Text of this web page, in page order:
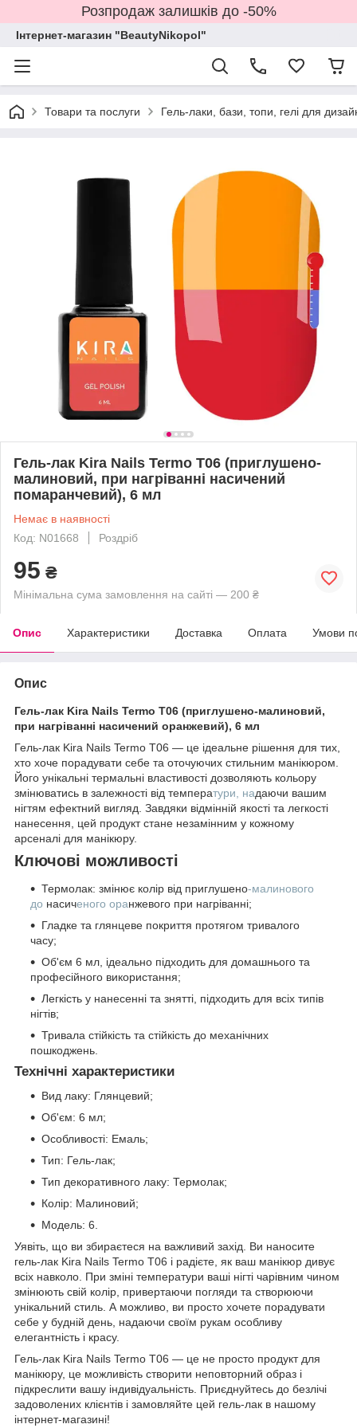
Розпродаж залишків до -50%
Інтернет-магазин "BeautyNikopol"
Товари та послуги Гель-лаки, бази, топи, гелі для
Гель-лак Kira Nails Termo T06 (приглушено-
малиновий, при нагріванні насичений
помаранчевий), 6 мл
Немає в наявності
Код: N01668
Роздріб
95 ₴
Мінімальна сума замовлення на сайті — 200 ₴
Опис Характеристики Доставка Оплата Умови
Опис
Гель-лак Kira Nails Termo T06 (приглушено-малиновий,
при нагріванні насичений оранжевий), 6 мл
Гель-лак Kira Nails Termo T06 — це ідеальне рішення для тих,
хто хоче порадувати себе та оточуючих стильним манікюром.
Його унікальні термальні властивості дозволяють кольору
змінюватись в залежності від температури, надаючи вашим
нігтям ефектний вигляд. Завдяки відмінній якості та легкості
нанесення, цей продукт стане незамінним у кожному
арсеналі для манікюру.
Ключові можливості
Термолак: змінює колір від приглушено-малинового
до насиченого оранжевого при нагріванні;
Гладке та глянцеве покриття протягом тривалого
часу;
Об'єм 6 мл, ідеально підходить для домашнього та
професійного використання;
Легкість у нанесенні та знятті, підходить для всіх типів
нігтів;
Тривала стійкість та стійкість до механічних
пошкоджень.
Технічні характеристики
Вид лаку: Глянцевий;
Об'єм: 6 мл;
Особливості: Емаль;
Тип: Гель-лак;
Тип декоративного лаку: Термолак;
Колір: Малиновий;
Модель: 6.
Уявіть, що ви збираєтеся на важливий захід. Ви наносите
гель-лак Kira Nails Termo T06 і радієте, як ваш манікюр дивує
всіх навколо. При зміні температури ваші нігті чарівним чином
змінюють свій колір, привертаючи погляди та створюючи
унікальний стиль. А можливо, ви просто хочете порадувати
себе у будній день, надаючи своїм рукам особливу
елегантність і красу.
Гель-лак Kira Nails Termo T06 — це не просто продукт для
манікюру, це можливість створити неповторний образ і
підкреслити вашу індивідуальність. Приєднуйтесь до безлічі
задоволених клієнтів і замовляйте цей гель-лак в нашому
інтернет-магазині!